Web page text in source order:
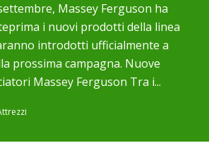
Massey Ferguson ha
i nuovi prodotti della linea
introdotti ufficialmente a
prossima campagna. Nuove
Massey Ferguson Tra i...